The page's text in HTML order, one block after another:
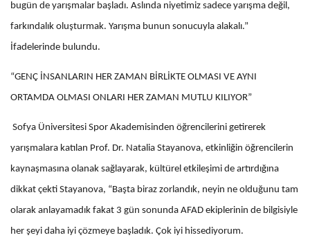
bugün de yarışmalar başladı. Aslında niyetimiz sadece yarışma değil,
farkındalık oluşturmak. Yarışma bunun sonucuyla alakalı.”
İfadelerinde bulundu.
“GENÇ İNSANLARIN HER ZAMAN BİRLİKTE OLMASI VE AYNI
ORTAMDA OLMASI ONLARI HER ZAMAN MUTLU KILIYOR”
Sofya Üniversitesi Spor Akademisinden öğrencilerini getirerek
yarışmalara katılan Prof. Dr. Natalia Stayanova, etkinliğin öğrencilerin
kaynaşmasına olanak sağlayarak, kültürel etkileşimi de artırdığına
dikkat çekti Stayanova, “Başta biraz zorlandık, neyin ne olduğunu tam
olarak anlayamadık fakat 3 gün sonunda AFAD ekiplerinin de bilgisiyle
her şeyi daha iyi çözmeye başladık. Çok iyi hissediyorum.